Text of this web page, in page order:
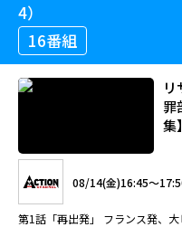
4）
16番組
罪
集】
08/14(金)16:45～
第1話「再出発」 フランス発、